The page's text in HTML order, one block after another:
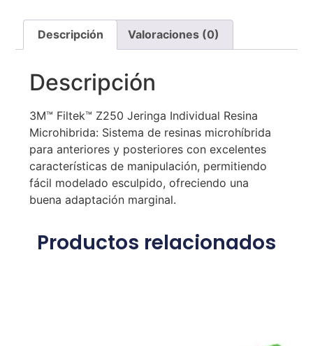
Descripción Valoraciones (0)
Descripción
3M™ Filtek™ Z250 Jeringa Individual Resina
Microhibrida: Sistema de resinas microhíbrida
para anteriores y posteriores con excelentes
características de manipulación, permitiendo
fácil modelado esculpido, ofreciendo una
buena adaptación marginal.
Productos relacionados